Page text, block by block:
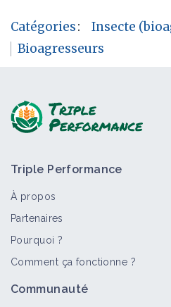
Catégories:
Insecte
Bioagresseurs
Triple Performance
À propos
Partenaires
Pourquoi ?
Comment ça fonctionne ?
Communauté